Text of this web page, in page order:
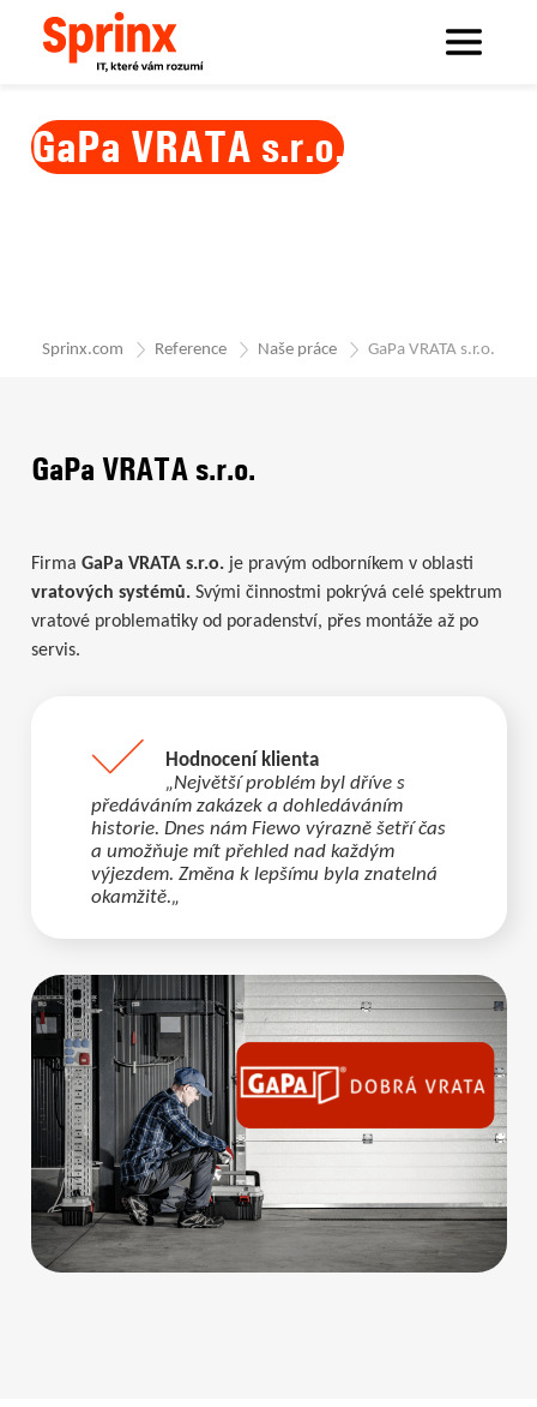
GaPa VRATA s.r.o.
Sprinx.com Reference Naše práce GaPa VRATA s.r.o.
GaPa VRATA s.r.o.
Firma GaPa VRATA s.r.o.je pravým odborníkem v oblasti
vratových systémů.Svými činnostmi pokrývá celé spektrum
vratové problematiky od poradenství, přes montáže až po
servis.
Hodnocení klienta
„Největší problém byl dříve s
předáváním zakázek a dohledáváním
historie. Dnes nám Fiewo výrazně šetří čas
a umožňuje mít přehled nad každým
výjezdem. Změna k lepšímu byla znatelná
okamžitě.„